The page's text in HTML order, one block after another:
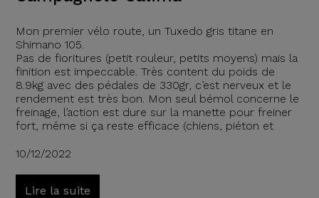
Mon premier vélo route, un Tuxedo gris titane en
Shimano 105.
Pas de fioritures (petit rouleur, petits moyens) mais la
finition est impeccable. Très content du poids de
8.9kg avec des pédales de 330gr, c’est nerveux et le
rendement est très bon. Mon seul bémol concerne le
freinage, l’action est dure sur la manette pour freiner
fort, même si ça reste efficace (chiens, piéton et
10/12/2022
Lire la suite